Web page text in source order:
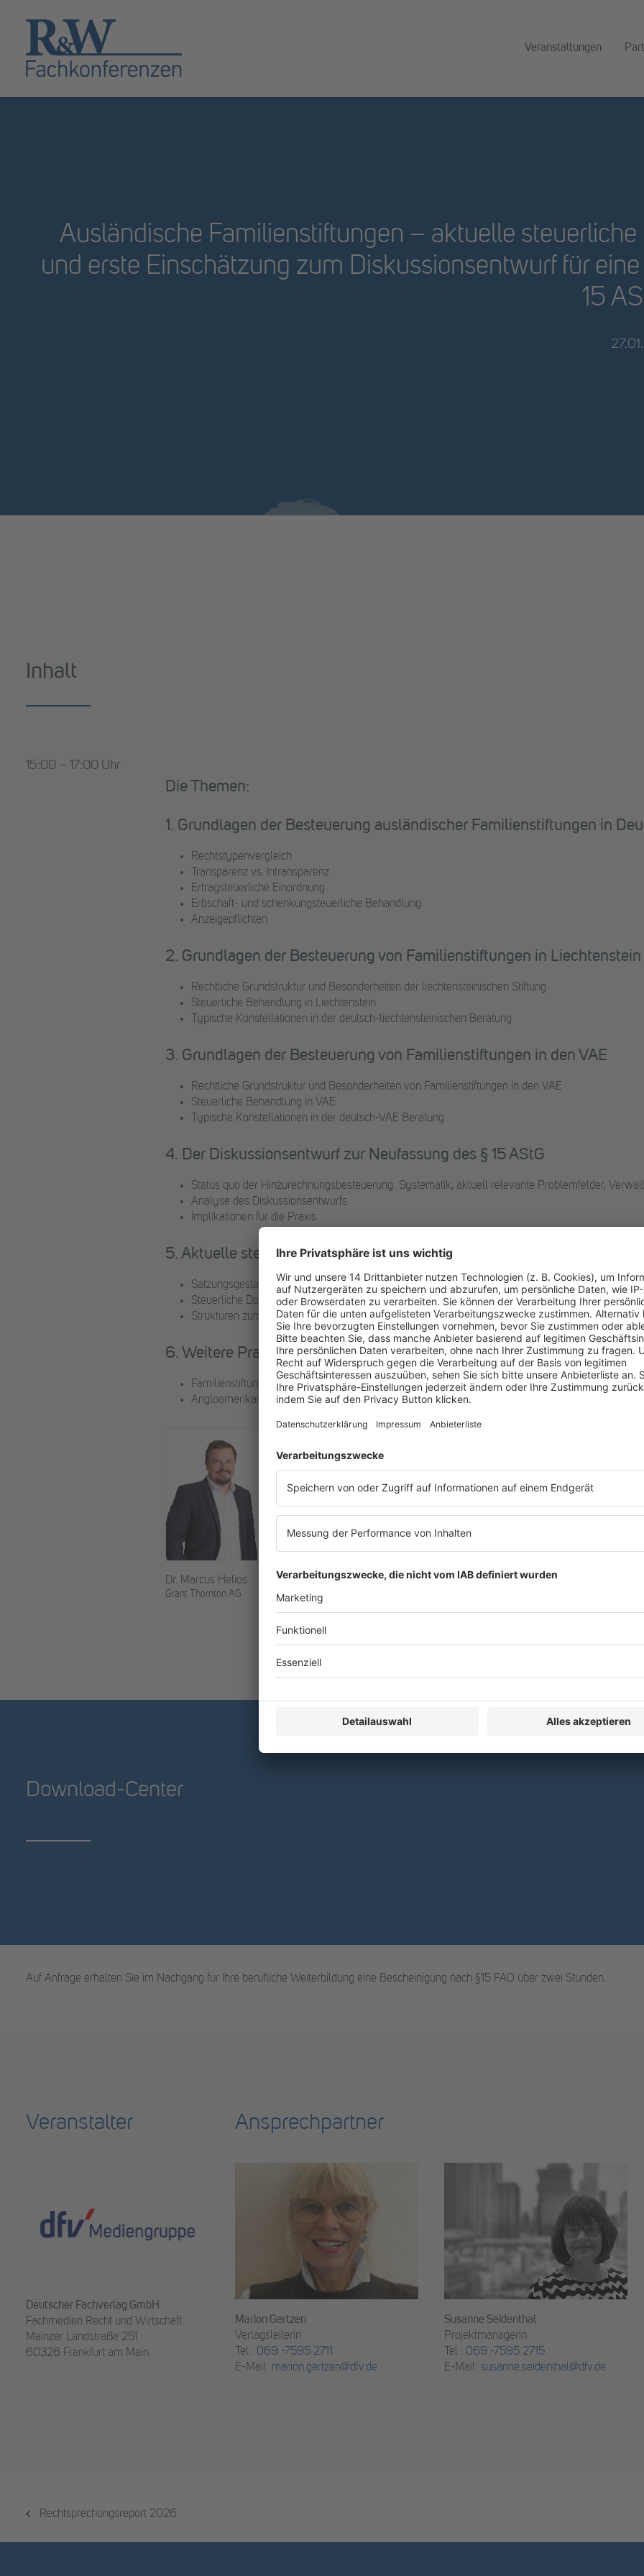
Veranstaltungen
Ausländische Familienstiftungen – aktuelle steuerliche
und erste Einschätzung zum Diskussionsentwurf für
15
Inhalt
15:00 – 17:00 Uhr
Die Themen:
1. Grundlagen der Besteuerung ausländischer Familienstiftungen in
Rechtstypenvergleich
Transparenz vs. Intransparenz
Ertragsteuerliche Einordnung
Erbschaft- und schenkungsteuerliche Behandlung
Anzeigepflichten
2. Grundlagen der Besteuerung von Familienstiftungen in Liechtenstein
Rechtliche Grundstruktur und Besonderheiten der liechtensteinischen Stiftung
Steuerliche Behandlung in Liechtenstein
Typische Konstellationen in der deutsch-liechtensteinischen Beratung
3. Grundlagen der Besteuerung von Familienstiftungen in den VAE
Rechtliche Grundstruktur und Besonderheiten von Familienstiftungen in den VAE
Steuerliche Behandlung in VAE
Typische Konstellationen in der deutsch-VAE Beratung
4. Der Diskussionsentwurf zur Neufassung des § 15 AStG
Status quo der Hinzurechnungsbesteuerung: Systematik, aktuell relevante Problemfelder,
Analyse des Diskussionsentwurfs
Implikationen für die Praxis
5. Aktuelle steuerliche Gestaltungsfragen & Brennpunkte in der Beratung
Satzungsgestaltung und Governance
Steuerliche Doppelansässigkeit ausländischer Familienstiftungen
Strukturen zum Erhalt von Entscheidungsmöglichkeiten für Stifter
6. Weitere Praxisbeispiele & internationale Vergleichsfälle
Familienstiftungen in Polen
Angloamerikanische Trusts
Dr. Marcus Helios
Grant Thornton AG
Grant Thornton AG
Christian Reichert Alexander Fitzner
Download-Center
Auf Anfrage erhalten Sie im Nachgang für Ihre berufliche Weiterbildung eine Bescheinigung nach §15 FAO über zwei Stunden.
Veranstalter
Deutscher Fachverlag GmbH
Fachmedien Recht und Wirtschaft
Mainzer Landstraße 251
60326 Frankfurt am Main
Ansprechpartner
Marion Gertzen
Verlagsleiterin
Tel.: 069 -7595 2711
E-Mail: marion.gertzen@dfv.de
Susanne Seidenthal
Projektmanagerin
Tel.: 069 -7595 2715
E-Mail: susanne.seidenthal@dfv.de
Rechtsprechungsreport 2026